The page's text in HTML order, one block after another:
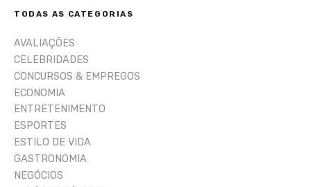
s
r
TODAS AS CATEGORIAS
AVALIAÇÕES
CELEBRIDADES
CONCURSOS & EMPREGOS
ECONOMIA
ENTRETENIMENTO
ESPORTES
ESTILO DE VIDA
GASTRONOMIA
NEGÓCIOS